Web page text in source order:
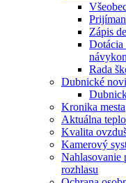
Zápis
Dotácia
Rada
Dubnické
Kronika mesta
Aktuálna
Kvalita
Kamerový
Nahlasovanie
rozhlasu